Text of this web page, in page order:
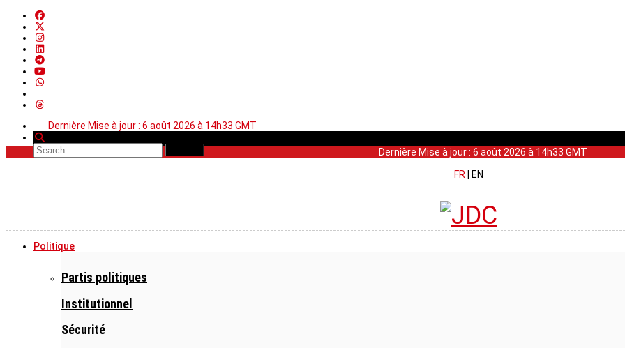
Dernière Mise à jour : 6 août 2026 à 14h33 GMT
Dernière Mise à jour : 6 août 2026 à 14h33 GMT
FR
EN
Politique
Partis politiques
Institutionnel
Sécurité